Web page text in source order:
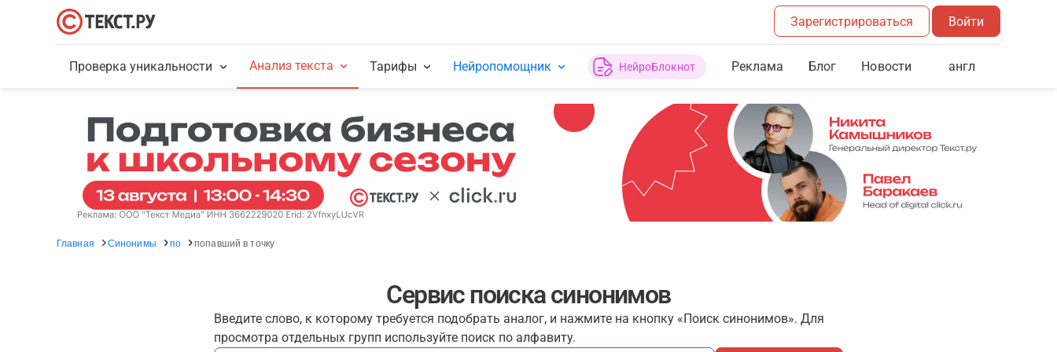
Зарегистрироваться Войти
Проверка уникальности Анализ текста Тарифы Нейропомощник НейроБлокнот Реклама Блог Новости англ
Главная Синонимы по попавший в точку
Сервис поиска синонимов
Введите слово, к которому требуется подобрать аналог, и нажмите на кнопку «Поиск синонимов». Для
просмотра отдельных групп используйте поиск по алфавиту.